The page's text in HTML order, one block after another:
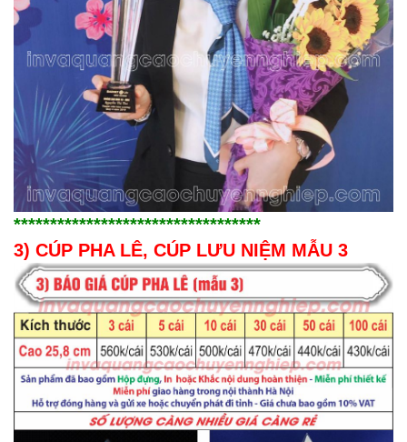
**********************************
3) CÚP PHA LÊ, CÚP LƯU NIỆM MẪU 3